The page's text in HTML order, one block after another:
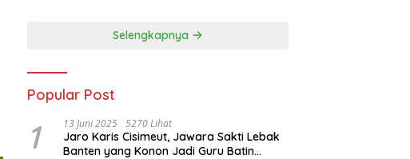
Selengkapnya
Popular Post
1 13 Juni 2025 5270 Lihat
Jaro Karis Cisimeut, Jawara Sakti Lebak
Banten yang Konon Jadi Guru Batin